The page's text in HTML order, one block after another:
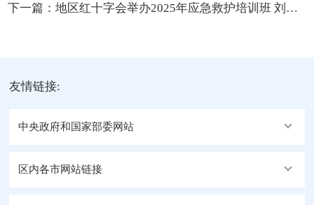
下一篇： 地区红十字会举办2025年应急救护培训班 刘维新出席培训并作动员讲话
友情链接:
中央政府和国家部委网站
区内各市网站链接